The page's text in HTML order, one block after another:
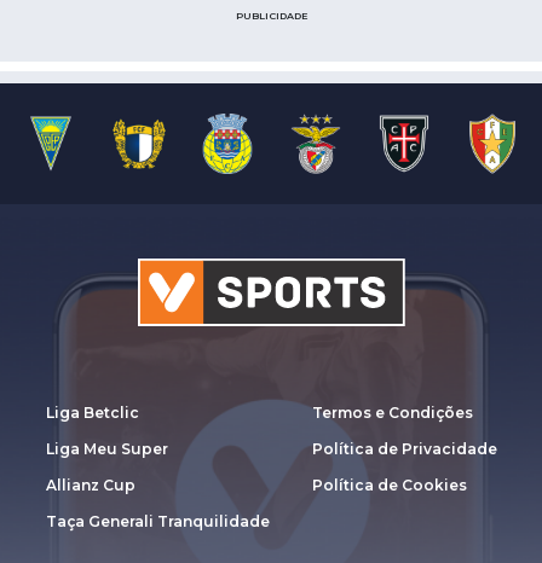
PUBLICIDADE
Liga Betclic
Liga Meu Super
Allianz Cup
Taça Generali Tranquilidade
Termos e Condições
Política de Privacidade
Política de Cookies